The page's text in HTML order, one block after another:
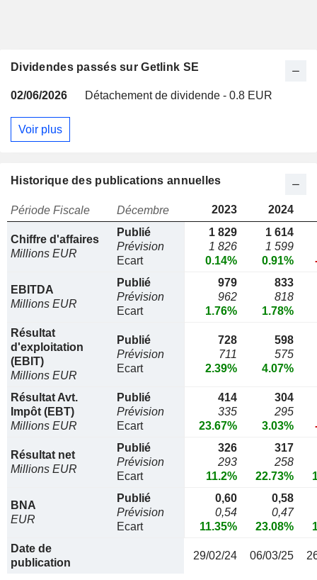
Dividendes passés sur Getlink SE
02/06/2026 Détachement de dividende - 0.8 EUR
Voir plus
Historique des publications annuelles
Période Fiscale Décembre 2023 2024
Chiffre d'affaires
Millions EUR
Publié
Prévision
Ecart
1 829
1 826
0.14%
1 614
1 599
0.91%
EBITDA
Millions EUR
Publié
Prévision
Ecart
979
962
1.76%
833
818
1.78%
Résultat
d'exploitation
(EBIT)
Millions EUR
Publié
Prévision
Ecart
728
711
2.39%
598
575
4.07%
Résultat Avt.
Impôt (EBT)
Millions EUR
Publié
Prévision
Ecart
414
335
23.67%
304
295
3.03%
Résultat net
Millions EUR
Publié
Prévision
Ecart
326
293
11.2%
317
258
22.73%
BNA
EUR
Publié
Prévision
Ecart
0,60
0,54
11.35%
0,58
0,47
23.08%
Date de
publication
29/02/24 06/03/25